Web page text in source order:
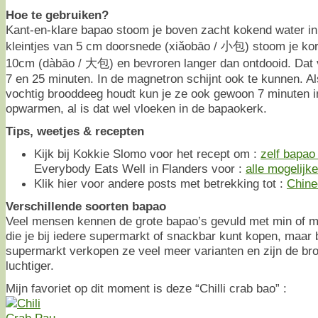
Hoe te gebruiken?
Kant-en-klare bapao stoom je boven zacht kokend water
kleintjes van 5 cm doorsnede (xiǎobāo / 小包) stoom je
10cm (dàbāo / 大包) en bevroren langer dan ontdooid.
7 en 25 minuten. In de magnetron schijnt ook te kunnen.
vochtig brooddeeg houdt kun je ze ook gewoon 7 minuten
opwarmen, al is dat wel vloeken in de bapaokerk.
Tips, weetjes & recepten
Kijk bij Kokkie Slomo voor het recept om : zelf
Everybody Eats Well in Flanders voor : alle
Klik hier voor andere posts met betrekking tot :
Verschillende soorten bapao
Veel mensen kennen de grote bapao’s gevuld met min of
die je bij iedere supermarkt of snackbar kunt kopen, maar
supermarkt verkopen ze veel meer varianten en zijn de
luchtiger.
Mijn favoriet op dit moment is deze “Chilli crab bao” :